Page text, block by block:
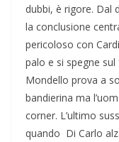
dubbi, è rigore. Dal
la conclusione
pericoloso con
palo e si spegne
Mondello prova a
bandierina ma
corner. L’ultimo
quando Di Carlo